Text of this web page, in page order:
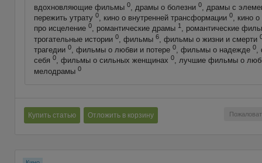
вдохновляющие фильмы 0, драмы о болезни 0, драмы с
пережить утрату 0, кино о внутренней трансформации 0, кино
про исцеление 0, романтические драмы 1 , романтические
трогательные истории 0, фильмы 6, фильмы о жизни и смерти
трагедии 0, фильмы о любви и потере 0, фильмы о надежде 0,
себя 0, фильмы о сильных женщинах 0, лучшие фильмы о
мелодрамы 0
Купить статью Отложить в корзину